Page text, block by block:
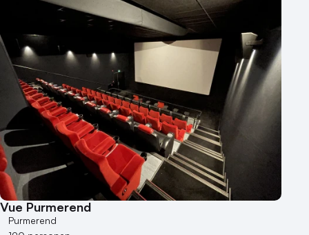
Vue Purmerend
Purmerend